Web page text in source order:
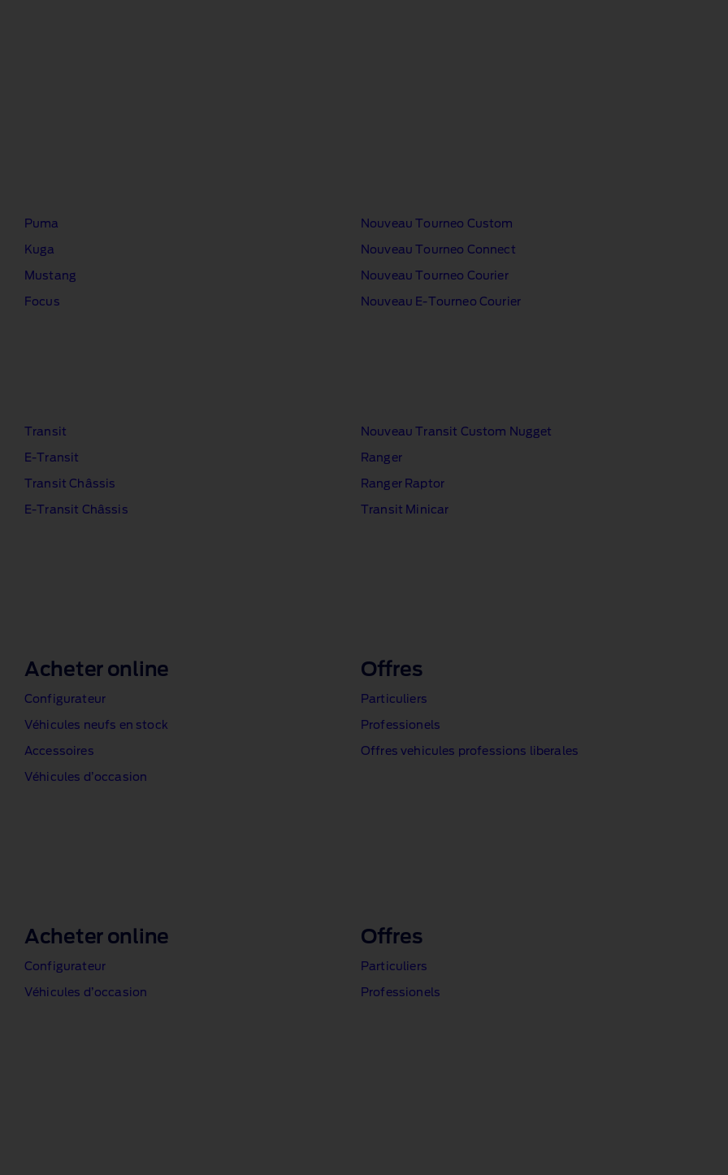
Puma
Kuga
Mustang
Focus
Nouveau Tourneo Custom
Nouveau Tourneo Connect
Nouveau Tourneo Courier
Nouveau E‑Tourneo Courier
Transit
E‑Transit
Transit Châssis
E‑Transit Châssis
Nouveau Transit Custom Nugget
Ranger
Ranger Raptor
Transit Minicar
Acheter online
Configurateur
Véhicules neufs en stock
Accessoires
Véhicules d’occasion
Offres
Particuliers
Professionels
Offres vehicules professions liberales
Acheter online
Configurateur
Véhicules d’occasion
Offres
Particuliers
Professionels